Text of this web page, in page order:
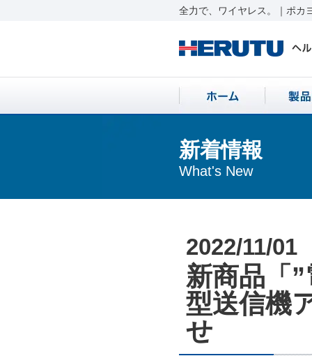
全力で、ワイヤレス。｜ポカ
新着情報
What's New
2022/11/01
新商品「
型送信機
せ